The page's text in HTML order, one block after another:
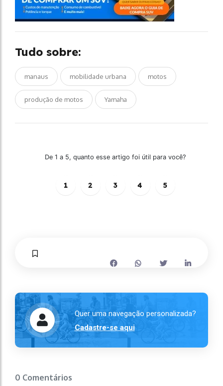
Tudo sobre:
manaus mobilidade urbana motos
produção de motos Yamaha
De 1 a 5, quanto esse artigo foi útil para você?
1 2 3 4 5
Quer uma navegação personalizada?
Cadastre-se aqui
0 Comentários